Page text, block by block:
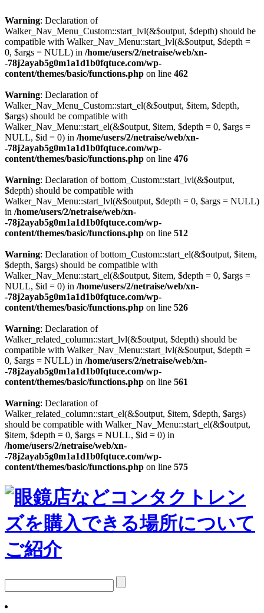
Warning: Declaration of
Walker_Nav_Menu_Custom::start_lvl(&$output, $depth) should be
compatible with Walker_Nav_Menu::start_lvl(&$output, $depth =
0, $args = NULL) in /home/users/2/netraise/web/xn-
-78j2ayab5g0m1a1d1b0fqtuce.com/wp-
content/themes/basic/functions.php on line 462
Warning: Declaration of
Walker_Nav_Menu_Custom::start_el(&$output, $item, $depth,
$args) should be compatible with
Walker_Nav_Menu::start_el(&$output, $item, $depth = 0, $args =
NULL, $id = 0) in /home/users/2/netraise/web/xn-
-78j2ayab5g0m1a1d1b0fqtuce.com/wp-
content/themes/basic/functions.php on line 476
Warning: Declaration of bottom_Custom::start_lvl(&$output,
$depth) should be compatible with
Walker_Nav_Menu::start_lvl(&$output, $depth = 0, $args = NULL)
in /home/users/2/netraise/web/xn-
-78j2ayab5g0m1a1d1b0fqtuce.com/wp-
content/themes/basic/functions.php on line 512
Warning: Declaration of bottom_Custom::start_el(&$output, $item,
$depth, $args) should be compatible with
Walker_Nav_Menu::start_el(&$output, $item, $depth = 0, $args =
NULL, $id = 0) in /home/users/2/netraise/web/xn-
-78j2ayab5g0m1a1d1b0fqtuce.com/wp-
content/themes/basic/functions.php on line 526
Warning: Declaration of
Walker_related_column::start_lvl(&$output, $depth) should be
compatible with Walker_Nav_Menu::start_lvl(&$output, $depth =
0, $args = NULL) in /home/users/2/netraise/web/xn-
-78j2ayab5g0m1a1d1b0fqtuce.com/wp-
content/themes/basic/functions.php on line 561
Warning: Declaration of
Walker_related_column::start_el(&$output, $item, $depth, $args)
should be compatible with Walker_Nav_Menu::start_el(&$output,
$item, $depth = 0, $args = NULL, $id = 0) in
/home/users/2/netraise/web/xn-
-78j2ayab5g0m1a1d1b0fqtuce.com/wp-
content/themes/basic/functions.php on line 575